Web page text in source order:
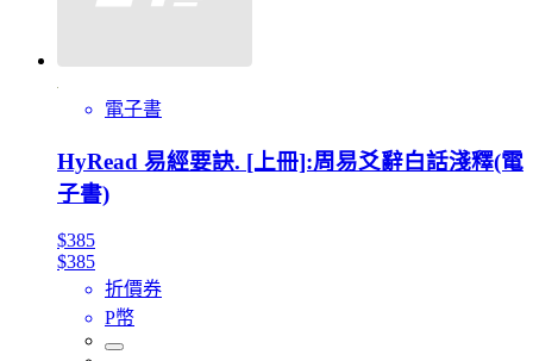
電子書
HyRead 易經要訣. [上冊]:周易爻辭白話淺釋(電
子書)
$385
$385
折價券
P幣